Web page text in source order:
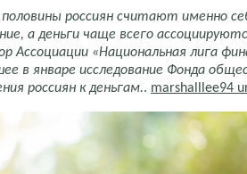
россиян считают именно
а деньги чаще всего
Ассоциации «Национальная лига
в январе исследование Фонда
россиян к деньгам.. marshalllee94